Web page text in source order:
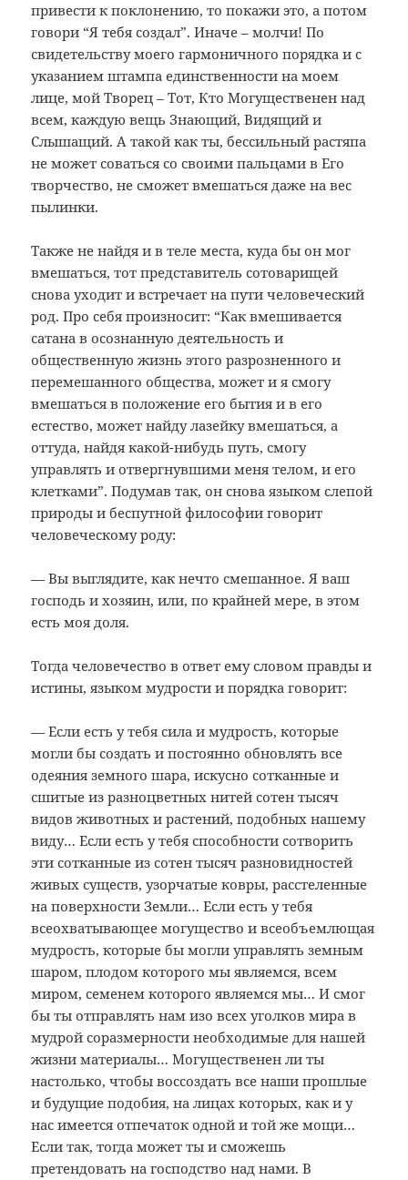
привести к поклонению, то покажи это, а потом
говори “Я тебя создал”. Иначе – молчи! По
свидетельству моего гармоничного порядка и с
указанием штампа единственности на моем
лице, мой Творец – Тот, Кто Могущественен над
всем, каждую вещь Знающий, Видящий и
Слышащий. А такой как ты, бессильный растяпа
не может соваться со своими пальцами в Его
творчество, не сможет вмешаться даже на вес
пылинки.
Также не найдя и в теле места, куда бы он мог
вмешаться, тот представитель сотоварищей
снова уходит и встречает на пути человеческий
род. Про себя произносит: “Как вмешивается
сатана в осознанную деятельность и
общественную жизнь этого разрозненного и
перемешанного общества, может и я смогу
вмешаться в положение его бытия и в его
естество, может найду лазейку вмешаться, а
оттуда, найдя какой-нибудь путь, смогу
управлять и отвергнувшими меня телом, и его
клетками”. Подумав так, он снова языком слепой
природы и беспутной философии говорит
человеческому роду:
— Вы выглядите, как нечто смешанное. Я ваш
господь и хозяин, или, по крайней мере, в этом
есть моя доля.
Тогда человечество в ответ ему словом правды и
истины, языком мудрости и порядка говорит:
— Если есть у тебя сила и мудрость, которые
могли бы создать и постоянно обновлять все
одеяния земного шара, искусно сотканные и
сшитые из разноцветных нитей сотен тысяч
видов животных и растений, подобных нашему
виду… Если есть у тебя способности сотворить
эти сотканные из сотен тысяч разновидностей
живых существ, узорчатые ковры, расстеленные
на поверхности Земли… Если есть у тебя
всеохватывающее могущество и всеобъемлющая
мудрость, которые бы могли управлять земным
шаром, плодом которого мы являемся, всем
миром, семенем которого являемся мы… И смог
бы ты отправлять нам изо всех уголков мира в
мудрой соразмерности необходимые для нашей
жизни материалы… Могущественен ли ты
настолько, чтобы воссоздать все наши прошлые
и будущие подобия, на лицах которых, как и у
нас имеется отпечаток одной и той же мощи…
Если так, тогда может ты и сможешь
претендовать на господство над нами. В